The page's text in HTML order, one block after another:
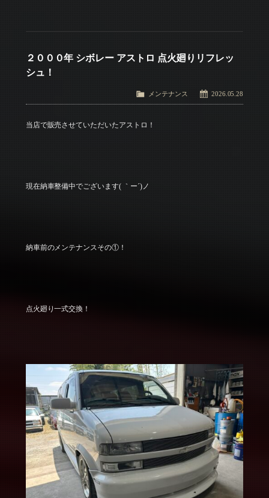
２０００年 シボレー アストロ 点火廻りリフレッ
シュ！
2026.05.28
メンテナンス
当店で販売させていただいたアストロ！
現在納車整備中でございます( ｀ー´)ノ
納車前のメンテナンスその①！
点火廻り一式交換！